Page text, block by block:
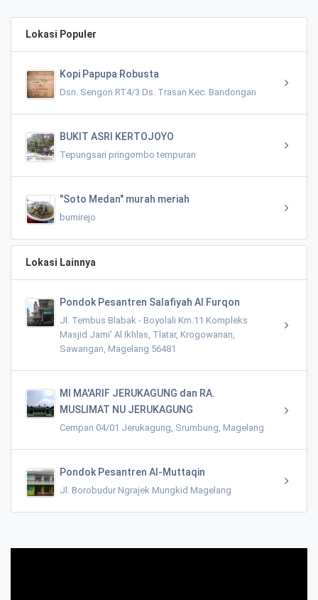
Lokasi Populer
Kopi Papupa Robusta
Dsn. Sengon RT4/3 Ds. Trasan Kec. Bandongan
BUKIT ASRI KERTOJOYO
Tepungsari pringombo tempuran
"Soto Medan" murah meriah
bumirejo
Lokasi Lainnya
Pondok Pesantren Salafiyah Al Furqon
Jl. Tembus Blabak - Boyolali Km.11 Kompleks
Masjid Jami' Al Ikhlas, Tlatar, Krogowanan,
Sawangan, Magelang 56481
MI MA'ARIF JERUKAGUNG dan RA.
MUSLIMAT NU JERUKAGUNG
Cempan 04/01 Jerukagung, Srumbung, Magelang
Pondok Pesantren Al-Muttaqin
Jl. Borobudur Ngrajek Mungkid Magelang